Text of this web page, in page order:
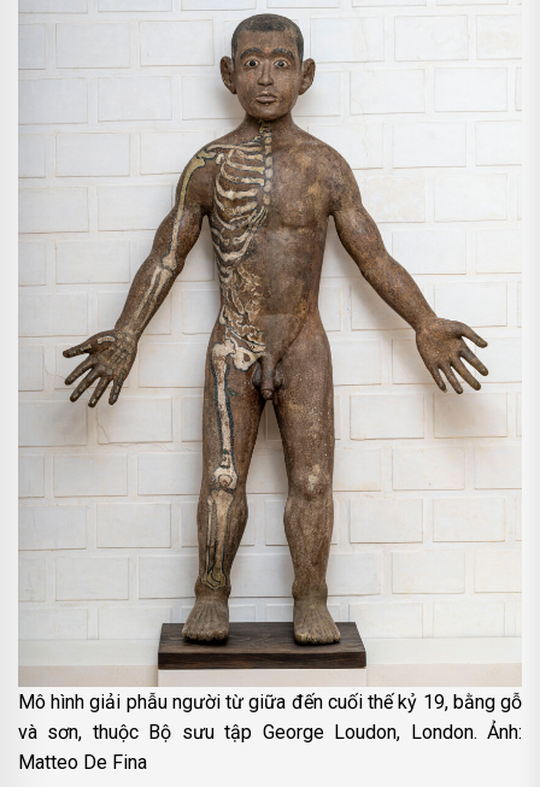
Mô hình giải phẫu người từ giữa đến cuối thế kỷ 19, bằng gỗ
và sơn, thuộc Bộ sưu tập George Loudon, London. Ảnh:
Matteo De Fina